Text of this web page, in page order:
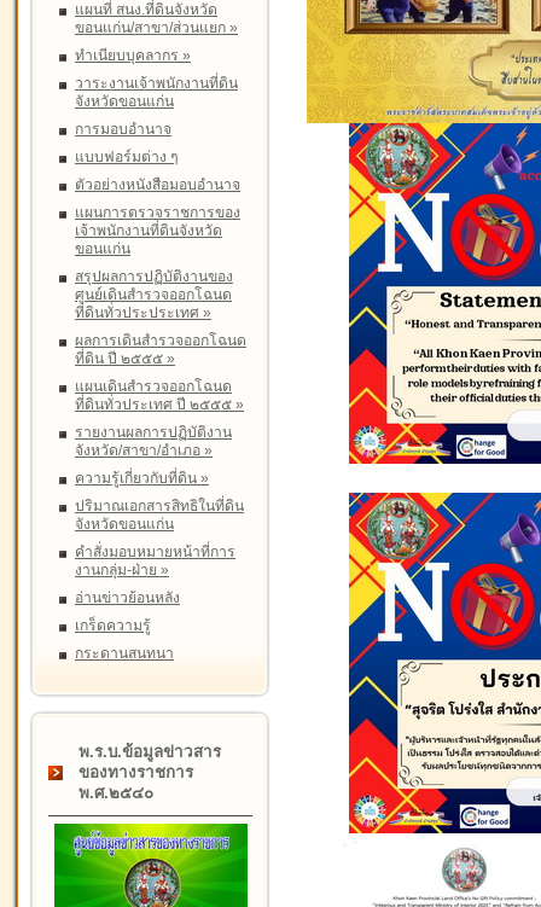
แผนที่ สนง.ที่ดินจังหวัด
ขอนแก่น/สาขา/ส่วนแยก »
ทำเนียบบุคลากร »
วาระงานเจ้าพนักงานที่ดิน
จังหวัดขอนแก่น
การมอบอำนาจ
แบบฟอร์มต่าง ๆ
ตัวอย่างหนังสือมอบอำนาจ
แผนการตรวจราชการของ
เจ้าพนักงานที่ดินจังหวัด
ขอนแก่น
สรุปผลการปฏิบัติงานของ
ศูนย์เดินสำรวจออกโฉนด
ที่ดินทั่วประประเทศ »
ผลการเดินสำรวจออกโฉนด
ที่ดิน ปี ๒๕๕๕ »
แผนเดินสำรวจออกโฉนด
ที่ดินทั่วประเทศ ปี ๒๕๕๕ »
รายงานผลการปฏิบัติงาน
จังหวัด/สาขา/อำเภอ »
ความรู้เกี่ยวกับที่ดิน »
ปริมาณเอกสารสิทธิในที่ดิน
จังหวัดขอนแก่น
คำสั่งมอบหมายหน้าที่การ
งานกลุ่ม-ฝ่าย »
อ่านข่าวย้อนหลัง
เกร็ดความรู้
กระดานสนทนา
พ.ร.บ.ข้อมูลข่าวสาร
ของทางราชการ
พ.ศ.๒๕๔๐